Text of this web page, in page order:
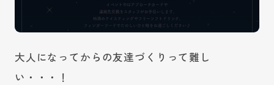
大人になってからの友達づくりって難し
い・・・！